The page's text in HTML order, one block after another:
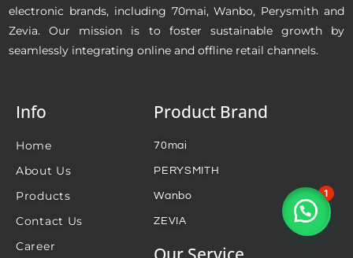
electronic brands, including 70mai, Wanbo, Perysmith and
Zevia. Our mission is to foster sustainable growth by
seamlessly integrating online and offline retail channels.
Info
Home
About Us
Products
Contact Us
Career
Product Brand
70mai
PERYSMITH
Wanbo
ZEVIA
1